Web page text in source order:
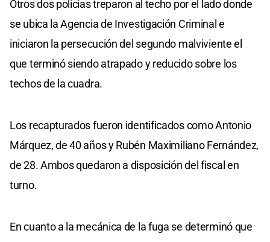
Otros dos policías treparon al techo por el lado donde
se ubica la Agencia de Investigación Criminal e
iniciaron la persecución del segundo malviviente el
que terminó siendo atrapado y reducido sobre los
techos de la cuadra.
Los recapturados fueron identificados como Antonio
Márquez, de 40 años y Rubén Maximiliano Fernández,
de 28. Ambos quedaron a disposición del fiscal en
turno.
En cuanto a la mecánica de la fuga se determinó que